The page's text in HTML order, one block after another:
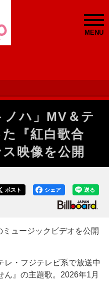
MENU
ハ」MV＆テ
『紅白歌合
映像を公開
送る
シェア
ポスト
ュージックビデオを公開
・フジテレビ系で放送中
ん』の主題歌。2026年1月